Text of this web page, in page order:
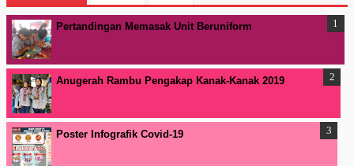
Pertandingan Memasak Unit Beruniform
Anugerah Rambu Pengakap Kanak-Kanak 2019
Poster Infografik Covid-19